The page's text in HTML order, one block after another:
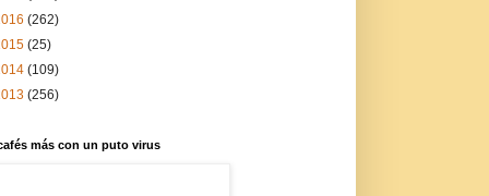
(262)
(25)
(109)
(256)
más con un puto virus